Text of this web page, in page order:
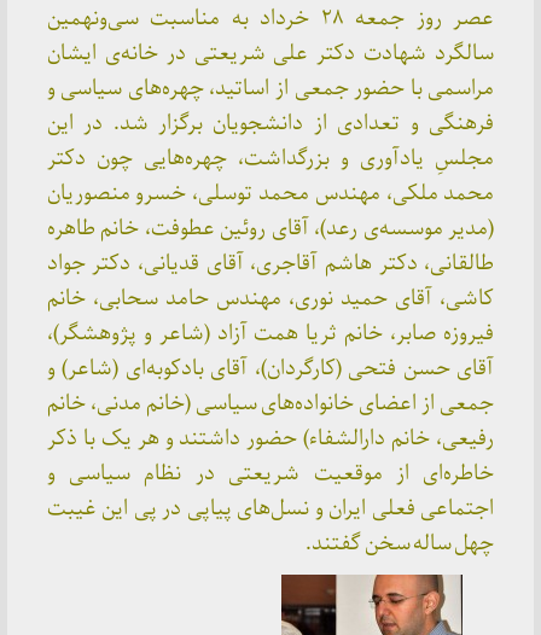
عصر روز جمعه ۲۸ خرداد به مناسبت سی‌و‌نهمین
سالگرد شهادت دکتر علی ‌شریعتی در خانه‌ی ایشان
مراسمی با حضور جمعی از اساتید، چهره‌های سیاسی و
فرهنگی و تعدادی از دانشجویان برگزار شد. در این
مجلسِ یادآوری و بزرگداشت، چهره‌هایی چون دکتر
محمد ملکی، مهندس محمد توسلی، خسرو منصوریان
(مدیر موسسه‌ی رعد)، آقای روئین عطوفت، خانم طاهره
طالقانی، دکتر هاشم آقاجری، آقای قدیانی، دکتر جواد
کاشی، آقای حمید نوری، مهندس حامد سحابی، خانم
فیروزه صابر، خانم ثریا همت آزاد (شاعر و پژوهشگر)،
آقای حسن فتحی (کارگردان)، آقای بادکوبه‌ای (شاعر) و
جمعی از اعضای خانواده‌های سیاسی (خانم مدنی، خانم
رفیعی، خانم دارالشفاء) حضور داشتند و هر یک با ذکر
خاطره‌ای از موقعیت شریعتی در نظام سیاسی و
اجتماعی فعلی ایران و نسل‌های پیاپی در پی این غیبت
چهل ساله سخن گفتند.